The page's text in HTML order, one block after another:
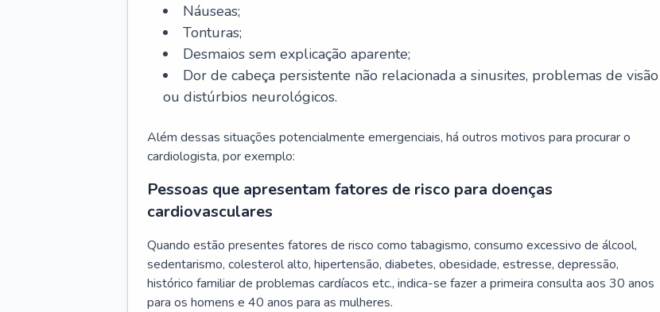
Náuseas;
Tonturas;
Desmaios sem explicação aparente;
Dor de cabeça persistente não relacionada a sinusites, problemas de visão
ou distúrbios neurológicos.
Além dessas situações potencialmente emergenciais, há outros motivos para procurar o
cardiologista, por exemplo:
Pessoas que apresentam fatores de risco para doenças
cardiovasculares
Quando estão presentes fatores de risco como tabagismo, consumo excessivo de álcool,
sedentarismo, colesterol alto, hipertensão, diabetes, obesidade, estresse, depressão,
histórico familiar de problemas cardíacos etc., indica-se fazer a primeira consulta aos 30 anos
para os homens e 40 anos para as mulheres.